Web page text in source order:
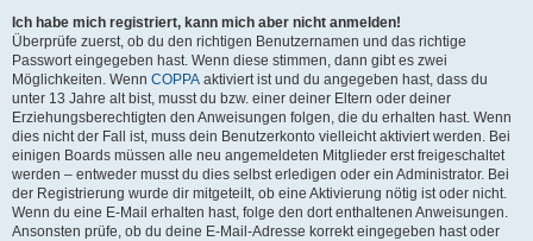
Ich habe mich registriert, kann mich aber nicht anmelden!
Überprüfe zuerst, ob du den richtigen Benutzernamen und das richtige
Passwort eingegeben hast. Wenn diese stimmen, dann gibt es zwei
Möglichkeiten. Wenn COPPA aktiviert ist und du angegeben hast, dass du
unter 13 Jahre alt bist, musst du bzw. einer deiner Eltern oder deiner
Erziehungsberechtigten den Anweisungen folgen, die du erhalten hast. Wenn
dies nicht der Fall ist, muss dein Benutzerkonto vielleicht aktiviert werden. Bei
einigen Boards müssen alle neu angemeldeten Mitglieder erst freigeschaltet
werden – entweder musst du dies selbst erledigen oder ein Administrator. Bei
der Registrierung wurde dir mitgeteilt, ob eine Aktivierung nötig ist oder nicht.
Wenn du eine E-Mail erhalten hast, folge den dort enthaltenen Anweisungen.
Ansonsten prüfe, ob du deine E-Mail-Adresse korrekt eingegeben hast oder